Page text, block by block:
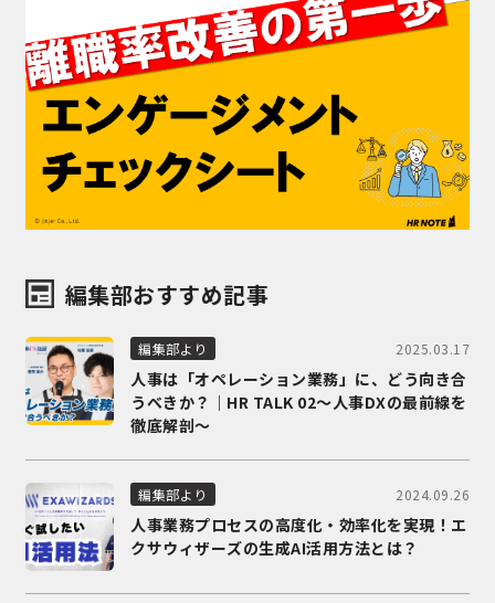
編集部おすすめ記事
編集部より 2025.03.17
人事は「オペレーション業務」に、どう向き合
うべきか？｜HR TALK 02～人事DXの最前線を
徹底解剖～
編集部より 2024.09.26
人事業務プロセスの高度化・効率化を実現！エ
クサウィザーズの生成AI活用方法とは？